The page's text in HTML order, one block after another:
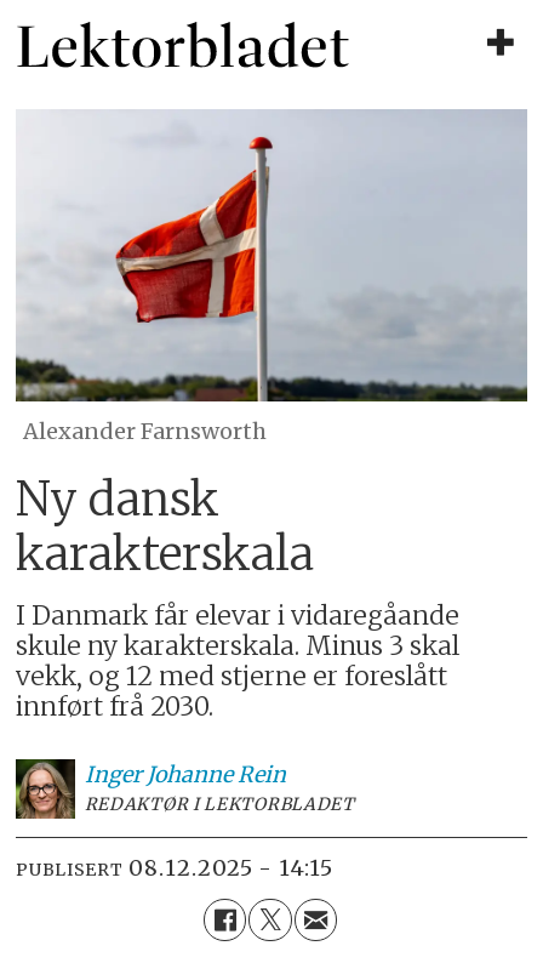
Alexander Farnsworth
Ny dansk
karakterskala
I Danmark får elevar i vidaregåande
skule ny karakterskala. Minus 3 skal
vekk, og 12 med stjerne er foreslått
innført frå 2030.
Inger JohanneRein
REDAKTØR I LEKTORBLADET
PUBLISERT 08.12.2025 - 14:15